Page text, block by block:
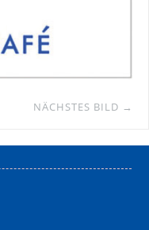
NÄCHSTES BILD →